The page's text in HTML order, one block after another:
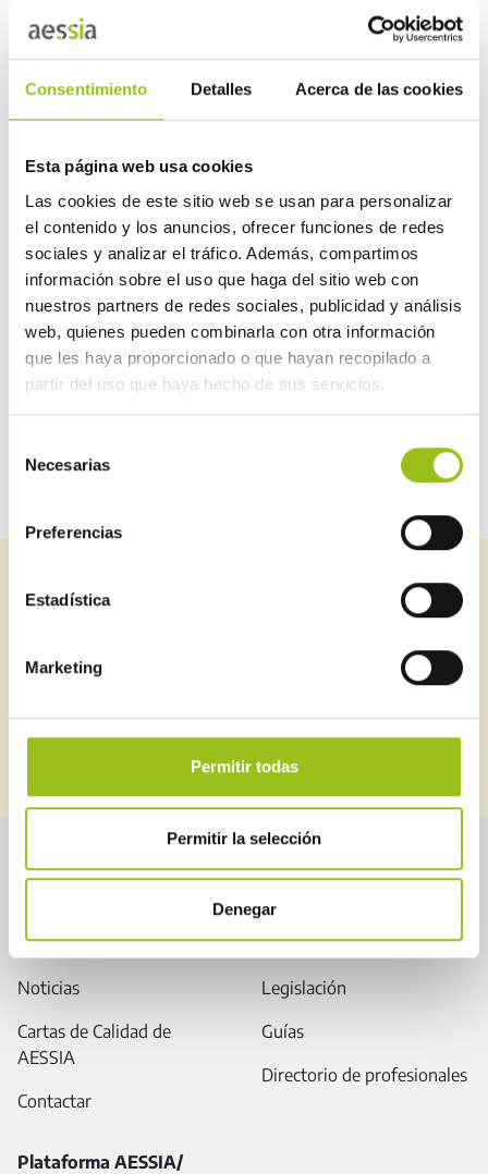
Consentimiento Detalles Acerca de las cookies
Esta página web usa cookies
Las cookies de este sitio web se usan para personalizar
el contenido y los anuncios, ofrecer funciones de redes
sociales y analizar el tráfico. Además, compartimos
información sobre el uso que haga del sitio web con
nuestros partners de redes sociales, publicidad y análisis
web, quienes pueden combinarla con otra información
que les haya proporcionado o que hayan recopilado a
partir del uso que haya hecho de sus servicios.
Necesarias
Preferencias
Estadística
Marketing
Permitir todas
Permitir la selección
Denegar
Instalaciones de gas
Instalaciones de suministros de agua
RITE (calefacción y climatización)
Baja tensión (electricidad)
Sobre Aessia
Servicios
Noticias
Cartas de Calidad de
AESSIA
Contactar
Seguridad industrial
Instrumentos de control
Legislación
Guías
Directorio de profesionales
Plataforma AESSIA/